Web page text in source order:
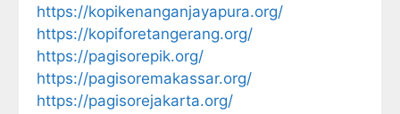
https://kopikenanganjayapura.org/
https://kopiforetangerang.org/
https://pagisorepik.org/
https://pagisoremakassar.org/
https://pagisorejakarta.org/